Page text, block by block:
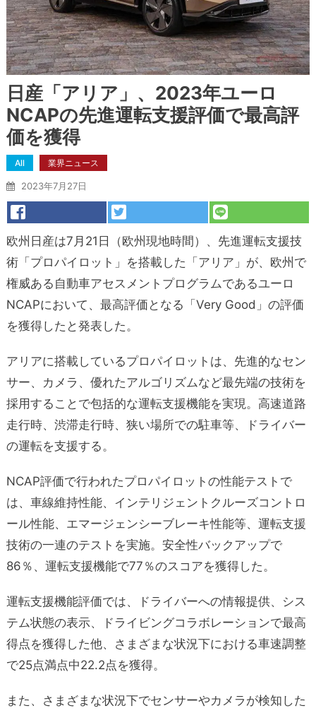
日産「アリア」、2023年ユーロ
NCAPの先進運転支援評価で最高評
価を獲得
All 業界ニュース
2023年7月27日
欧州日産は7月21日（欧州現地時間）、先進運転支援技
術「プロパイロット」を搭載した「アリア」が、欧州で
権威ある自動車アセスメントプログラムであるユーロ
NCAPにおいて、最高評価となる「Very Good」の評価
を獲得したと発表した。
アリアに搭載しているプロパイロットは、先進的なセン
サー、カメラ、優れたアルゴリズムなど最先端の技術を
採用することで包括的な運転支援機能を実現。高速道路
走行時、渋滞走行時、狭い場所での駐車等、ドライバー
の運転を支援する。
NCAP評価で行われたプロパイロットの性能テストで
は、車線維持性能、インテリジェントクルーズコントロ
ール性能、エマージェンシーブレーキ性能等、運転支援
技術の一連のテストを実施。安全性バックアップで
86％、運転支援機能で77％のスコアを獲得した。
運転支援機能評価では、ドライバーへの情報提供、シス
テム状態の表示、ドライビングコラボレーションで最高
得点を獲得した他、さまざまな状況下における車速調整
で25点満点中22.2点を獲得。
また、さまざまな状況下でセンサーやカメラが検知した